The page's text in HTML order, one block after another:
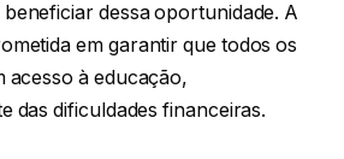
dessa oportunidade. A
em garantir que todos os
acesso à educação,
das dificuldades financeiras.